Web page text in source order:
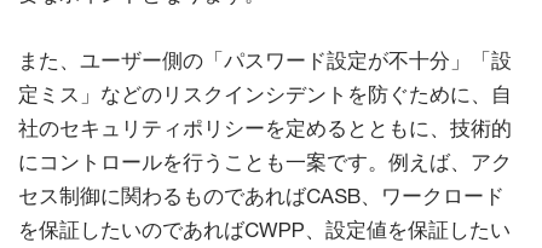
また、ユーザー側の「パスワード設定が不十分」「設
定ミス」などのリスクインシデントを防ぐために、自
社のセキュリティポリシーを定めるとともに、技術的
にコントロールを行うことも一案です。例えば、アク
セス制御に関わるものであればCASB、ワークロード
を保証したいのであればCWPP、設定値を保証したい